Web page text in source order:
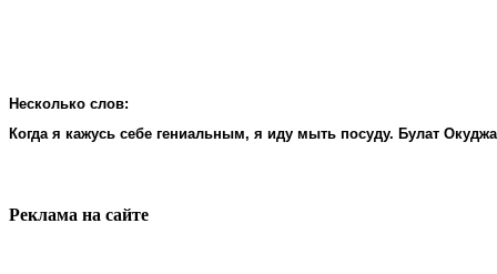
Несколько слов:
Когда я кажусь себе гениальным, я иду мыть посуду. Булат
Реклама на cайте